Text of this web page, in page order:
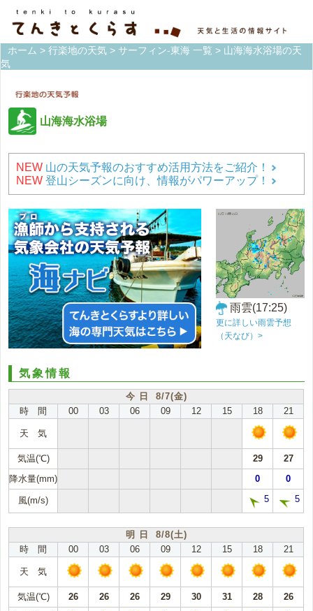
ホーム > 行楽地の天気 > サーフィン-東海 一覧 > 山海海水浴場の天
気
山海海水浴場
NEW 山の天気予報のおすすめ活用方法をご紹介！
NEW 登山シーズンに向け、情報がパワーアップ！
雨雲(17:25)
更に詳しい雨雲予想
（天なび）>
気象情報
今 日 8/7(金)
時 間
00 03 06 09 12 15 18 21
天 気
気温(℃) 29
27
降水量(mm)
0 0
風(m/s) 5 5
明 日 8/8(土)
時 間
00 03 06 09 12 15 18 21
天 気
気温(℃) 26 26 26 29 30 31 28
26